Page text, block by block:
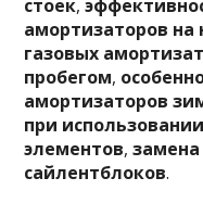
стоек,
амортизаторов на
газовых
пробегом,
амортизаторов
при
элементов,
сайлентблоков.